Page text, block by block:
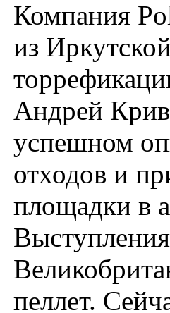
Компания
из
Андрей
успешном
отходов и
площадки в
пеллет.